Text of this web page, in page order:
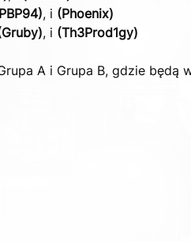
, i (Phoenix)
, i (Th3Prod1gy)
A i Grupa B, gdzie będą